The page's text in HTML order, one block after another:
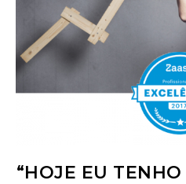
“HOJE EU